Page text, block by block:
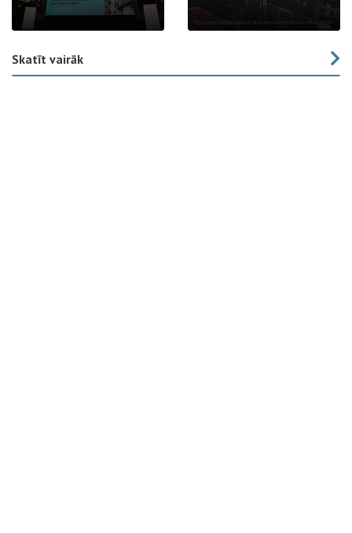
Skatīt vairāk